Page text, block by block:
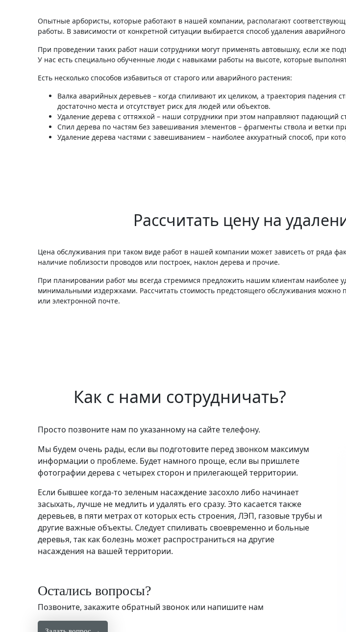
Опытные арбористы, которые работают в нашей компании, располагают
работы. В зависимости от конкретной ситуации выбирается способ удаления
При проведении таких работ наши сотрудники могут применять автовышку, если же
У нас есть специально обученные люди с навыками работы на высоте, которые
Есть несколько способов избавиться от старого или аварийного растения:
Валка аварийных деревьев – когда спиливают их целиком, а траектория падения
достаточно места и отсутствует риск для людей или объектов.
Удаление дерева с оттяжкой – наши сотрудники при этом направляют падающий
Спил дерева по частям без завешивания элементов – фрагменты ствола и ветки
Удаление дерева частями с завешиванием – наиболее аккуратный способ, при
Рассчитать цену на
Цена обслуживания при таком виде работ в нашей компании может зависеть от ряда
наличие поблизости проводов или построек, наклон дерева и прочие.
При планировании работ мы всегда стремимся предложить нашим клиентам наиболее
минимальными издержками. Рассчитать стоимость предстоящего обслуживания можно
или электронной почте.
Как с нами сотрудничать?
Просто позвоните нам по указанному на сайте телефону.
Мы будем очень рады, если вы подготовите перед звонком максимум
информации о проблеме. Будет намного проще, если вы пришлете
фотографии дерева с четырех сторон и прилегающей территории.
Если бывшее когда-то зеленым насаждение засохло либо начинает
засыхать, лучше не медлить и удалять его сразу. Это касается также
деревьев, в пяти метрах от которых есть строения, ЛЭП, газовые трубы и
другие важные объекты. Следует спиливать своевременно и больные
деревья, так как болезнь может распространиться на другие
насаждения на вашей территории.
Остались вопросы?
Позвоните, закажите обратный звонок или напишите нам